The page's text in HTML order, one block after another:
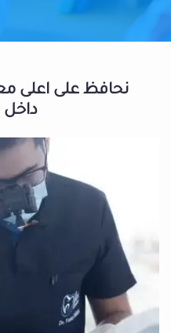
نحافظ على اعلى
داخل